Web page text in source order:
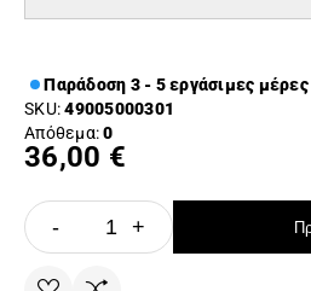
Παράδοση 3 - 5 εργάσιμες μέρες
SKU:49005000301
Απόθεμα:0
36,00 €
- +